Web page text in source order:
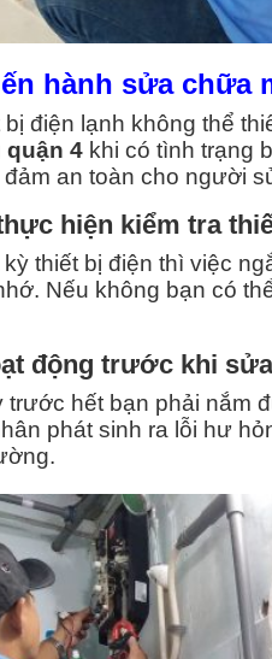
hành sửa chữa
điện lạnh không thể
4 khi có tình trạng
an toàn cho người
hiện kiểm tra
thiết bị điện thì việc
Nếu không bạn có
động trước khi
hết bạn phải nắm
phát sinh ra lỗi hư